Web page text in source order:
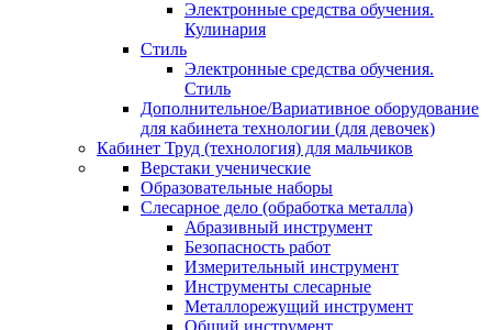
Электронные средства обучения.
Кулинария
Стиль
Электронные средства обучения.
Стиль
Дополнительное/Вариативное оборудование
для кабинета технологии (для девочек)
Кабинет Труд (технология) для мальчиков
Верстаки ученические
Образовательные наборы
Слесарное дело (обработка металла)
Абразивный инструмент
Безопасность работ
Измерительный инструмент
Инструменты слесарные
Металлорежущий инструмент
Общий инструмент